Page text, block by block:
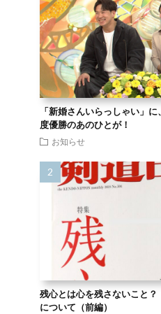
「新婚さんいらっしゃい」
度優勝のあのひとが！
お知らせ
残心とは心を残さないこと
について（前編）